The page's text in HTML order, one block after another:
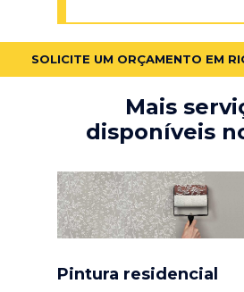
SOLICITE UM ORÇAMENTO EM
Mais
disponíveis
Pintura residencial